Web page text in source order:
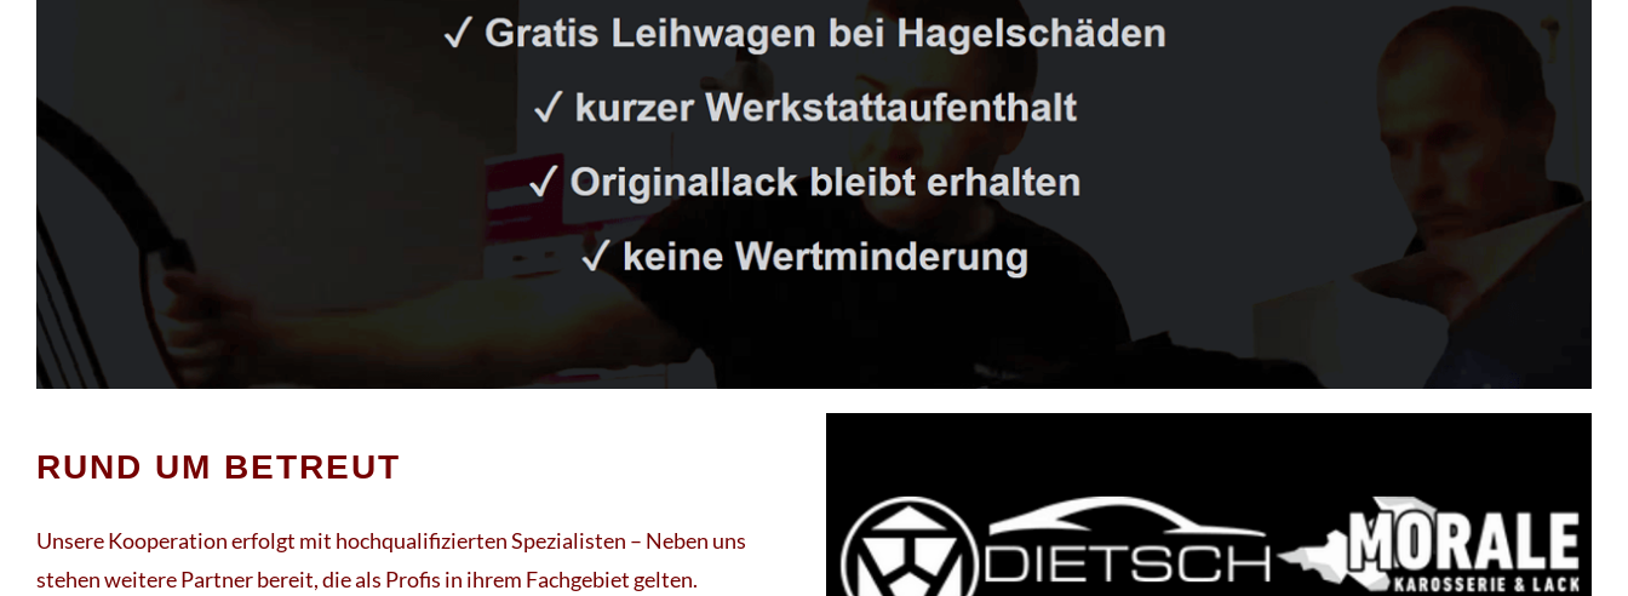
RUND UM BETREUT
Unsere Kooperation erfolgt mit hochqualifizierten Spezialisten – Neben uns
stehen weitere Partner bereit, die als Profis in ihrem Fachgebiet gelten.